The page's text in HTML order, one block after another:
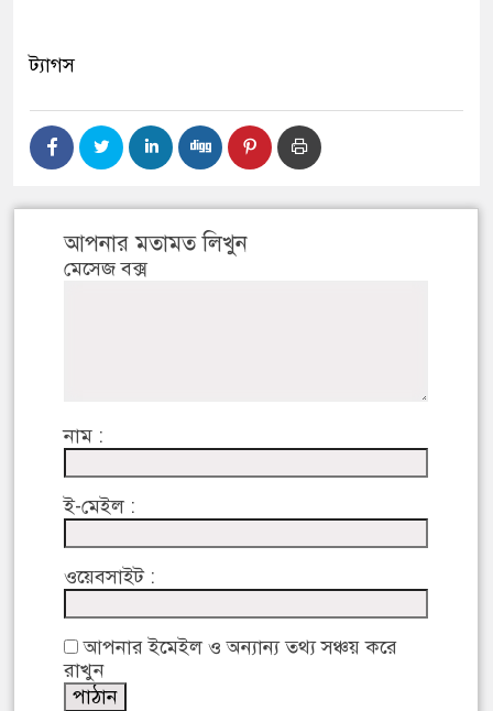
ট্যাগস
আপনার মতামত লিখুন
মেসেজ বক্স
নাম :
ই-মেইল :
ওয়েবসাইট :
আপনার ইমেইল ও অন্যান্য তথ্য সঞ্চয় করে
রাখুন